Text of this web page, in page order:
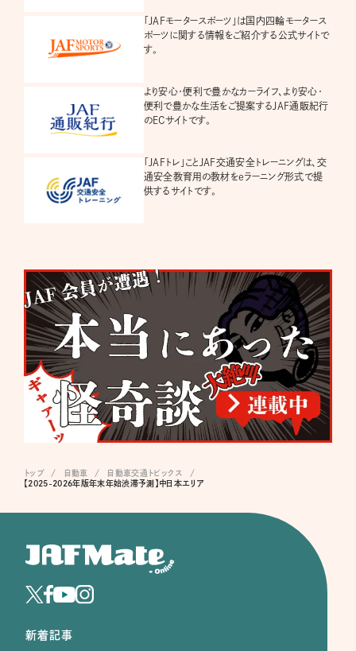
「JAFモータースポーツ」は国内四輪モータース
ポーツに関する情報をご紹介する公式サイトで
す。
より安心・便利で豊かなカーライフ、より安心・
便利で豊かな生活をご提案するJAF通販紀行
のECサイトです。
「JAFトレ」ことJAF交通安全トレーニングは、交
通安全教育用の教材をeラーニング形式で提
供するサイトです。
トップ 自動車
自動車交通トピックス
【2025-2026年版年末年始渋滞予測】中日本エリア
新着記事